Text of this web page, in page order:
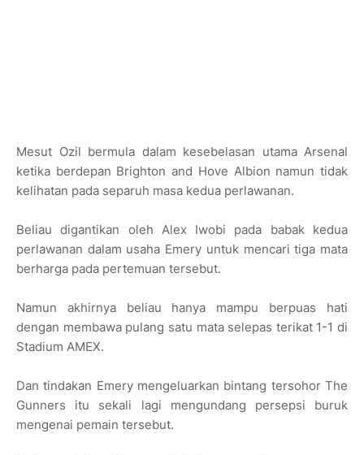
Mesut Ozil bermula dalam kesebelasan utama Arsenal
ketika berdepan Brighton and Hove Albion namun tidak
kelihatan pada separuh masa kedua perlawanan.
Beliau digantikan oleh Alex Iwobi pada babak kedua
perlawanan dalam usaha Emery untuk mencari tiga mata
berharga pada pertemuan tersebut.
Namun akhirnya beliau hanya mampu berpuas hati
dengan membawa pulang satu mata selepas terikat 1-1 di
Stadium AMEX.
Dan tindakan Emery mengeluarkan bintang tersohor The
Gunners itu sekali lagi mengundang persepsi buruk
mengenai pemain tersebut.